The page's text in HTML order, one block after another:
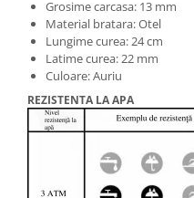
Grosime carcasa: 13 mm
Material bratara: Otel
Lungime curea: 24 cm
Latime curea: 22 mm
Culoare: Auriu
REZISTENTA LA APA